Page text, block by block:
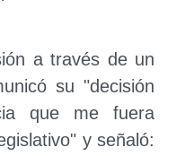
a través de un
su "decisión
que me fuera
y señaló: